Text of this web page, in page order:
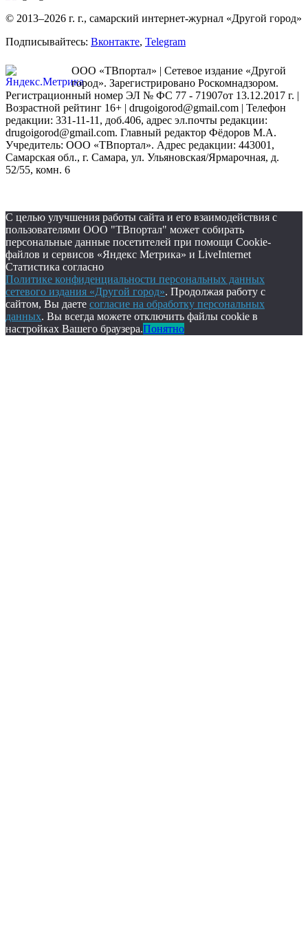
© 2013–2026 г. г., самарский интернет-журнал «Другой город»
Подписывайтесь: Вконтакте, Telegram
ООО «ТВпортал» | Сетевое издание «Другой
город». Зарегистрировано Роскомнадзором.
Регистрационный номер ЭЛ № ФС 77 - 71907от 13.12.2017 г. |
Возрастной рейтинг 16+ | drugoigorod@gmail.com | Телефон
редакции: 331-11-11, доб.406, адрес эл.почты редакции:
drugoigorod@gmail.com. Главный редактор Фёдоров М.А.
Учредитель: ООО «ТВпортал». Адрес редакции: 443001,
Самарская обл., г. Самара, ул. Ульяновская/Ярмарочная, д.
52/55, комн. 6
С целью улучшения работы сайта и его взаимодействия с
пользователями ООО "ТВпортал" может собирать
персональные данные посетителей при помощи Cookie-
файлов и сервисов «Яндекс Метрика» и LiveInternet
Статистика согласно
Политике конфиденциальности персональных данных
сетевого издания «Другой город». Продолжая работу с
сайтом, Вы даете согласие на обработку персональных
данных. Вы всегда можете отключить файлы cookie в
настройках Вашего браузера.Понятно